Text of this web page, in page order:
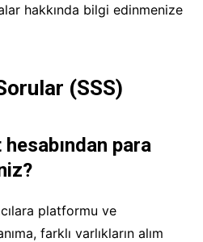
hakkında bilgi edinmenize
(SSS)
para
platformu ve
farklı varlıkların alım